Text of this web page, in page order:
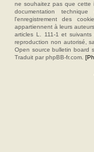
ne souhaitez pas que cette
documentation
l'enregistrement des
appartiennent à leurs
articles L. 111-1 et
reproduction non autorisé,
Open source bulletin board
Traduit par phpBB-fr.com.